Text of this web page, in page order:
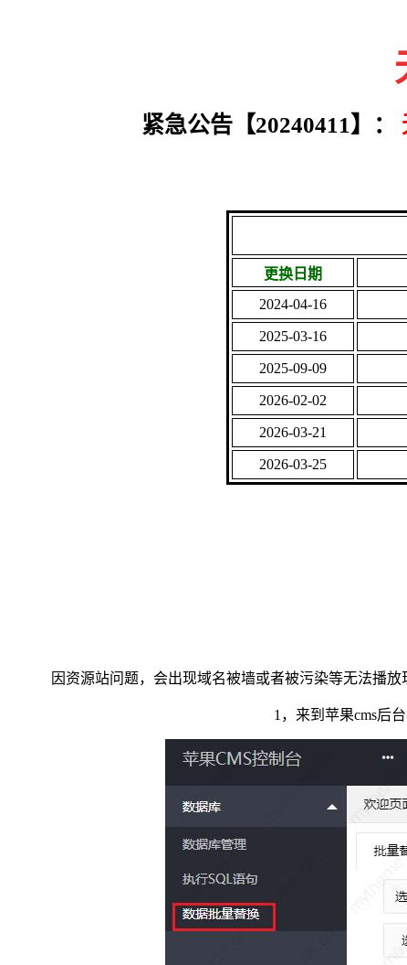
紧急公告【20240411】：
更换日期
2024-04-16
2025-03-16
2025-09-09
2026-02-02
2026-03-21
2026-03-25
因资源站问题，会出现域名被墙或者被污染等无法播
1，来到苹果cms后